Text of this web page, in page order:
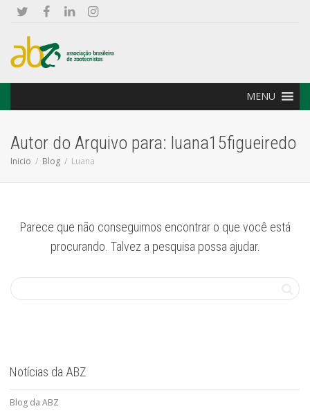
MENU
Autor do Arquivo para: luana15figueiredo
Inicio Blog Luana
Parece que não conseguimos encontrar o que você está
procurando. Talvez a pesquisa possa ajudar.
Notícias da ABZ
Blog da ABZ